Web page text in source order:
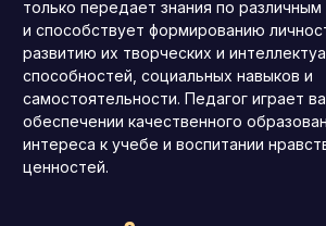
только передает знания по
и способствует формированию
развитию их творческих и
способностей, социальных навыков и
самостоятельности. Педагог играет
обеспечении качественного
интереса к учебе и воспитании
ценностей.